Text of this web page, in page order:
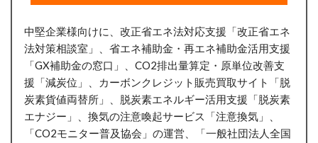
中堅企業様向けに、改正省エネ法対応支援「改正省エネ
法対策相談室」、省エネ補助金・再エネ補助金活用支援
「GX補助金の窓口」、CO2排出量算定・原単位改善支
援「減炭位」、
カーボンクレジット販売買取サイト「脱
炭素貨値両替所」、 脱炭素エネルギー活用支援「脱炭素
エナジー」、換気の注意喚起サービス「注意換気」、
「CO2モニター普及協会」の運営、「一般社団法人全国